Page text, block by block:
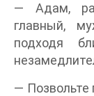
— Адам,
главный,
подходя
—